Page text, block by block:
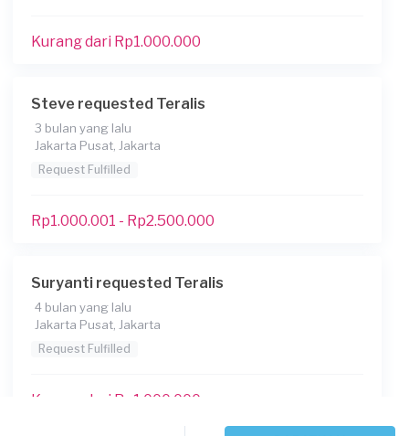
Kurang dari Rp1.000.000
Steve requested Teralis
3 bulan yang lalu
Jakarta Pusat, Jakarta
Request Fulfilled
Rp1.000.001 - Rp2.500.000
Suryanti requested Teralis
4 bulan yang lalu
Jakarta Pusat, Jakarta
Request Fulfilled
Kurang dari Rp1.000.000